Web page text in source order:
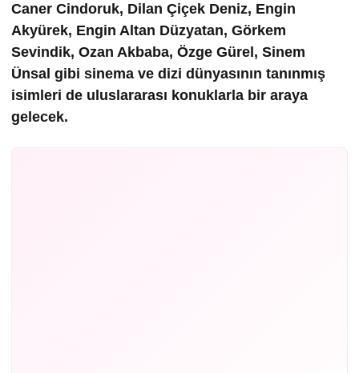
Caner Cindoruk, Dilan Çiçek Deniz, Engin
Akyürek, Engin Altan Düzyatan, Görkem
Sevindik, Ozan Akbaba, Özge Gürel, Sinem
Ünsal gibi sinema ve dizi dünyasının tanınmış
isimleri de uluslararası konuklarla bir araya
gelecek.